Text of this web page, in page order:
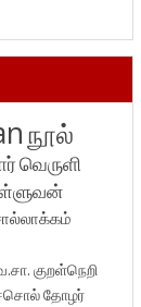
நூல்
வெருளி
குறள்நெறி
தோழர்